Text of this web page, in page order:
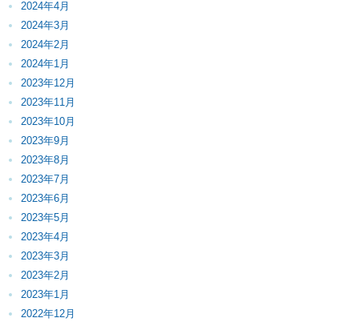
2024年4月
2024年3月
2024年2月
2024年1月
2023年12月
2023年11月
2023年10月
2023年9月
2023年8月
2023年7月
2023年6月
2023年5月
2023年4月
2023年3月
2023年2月
2023年1月
2022年12月